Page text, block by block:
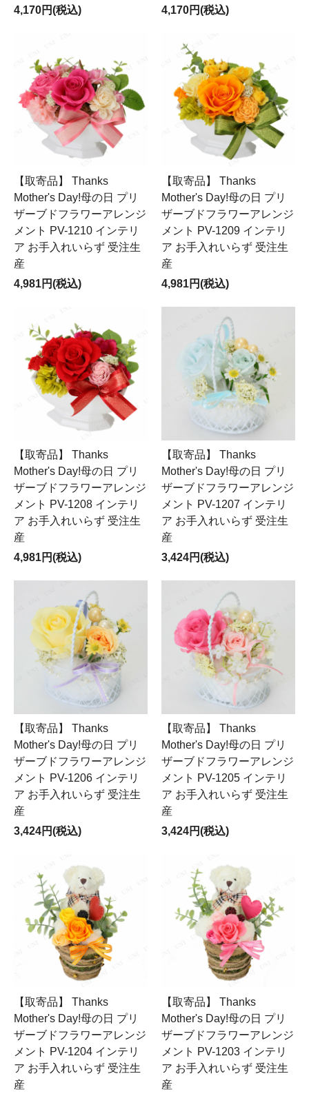
4,170円(税込) 4,170円(税込)
【取寄品】 Thanks
Mother's Day!母の日 プリ
ザーブドフラワーアレンジ
メント PV-1210 インテリ
ア お手入れいらず 受注生
産
4,981円(税込)
【取寄品】 Thanks
Mother's Day!母の日 プリ
ザーブドフラワーアレンジ
メント PV-1209 インテリ
ア お手入れいらず 受注生
産
4,981円(税込)
【取寄品】 Thanks
Mother's Day!母の日 プリ
ザーブドフラワーアレンジ
メント PV-1208 インテリ
ア お手入れいらず 受注生
産
4,981円(税込)
【取寄品】 Thanks
Mother's Day!母の日 プリ
ザーブドフラワーアレンジ
メント PV-1207 インテリ
ア お手入れいらず 受注生
産
3,424円(税込)
【取寄品】 Thanks
Mother's Day!母の日 プリ
ザーブドフラワーアレンジ
メント PV-1206 インテリ
ア お手入れいらず 受注生
産
3,424円(税込)
【取寄品】 Thanks
Mother's Day!母の日 プリ
ザーブドフラワーアレンジ
メント PV-1205 インテリ
ア お手入れいらず 受注生
産
3,424円(税込)
【取寄品】 Thanks
Mother's Day!母の日 プリ
ザーブドフラワーアレンジ
メント PV-1204 インテリ
ア お手入れいらず 受注生
産
【取寄品】 Thanks
Mother's Day!母の日 プリ
ザーブドフラワーアレンジ
メント PV-1203 インテリ
ア お手入れいらず 受注生
産